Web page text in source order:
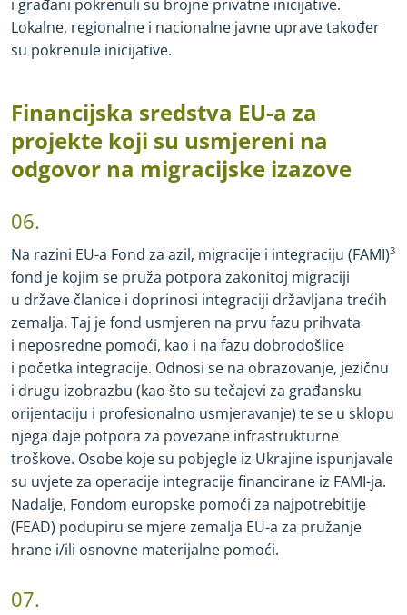
i građani pokrenuli su brojne privatne inicijative.
Lokalne, regionalne i nacionalne javne uprave također
su pokrenule inicijative.
Financijska sredstva EU-a za
projekte koji su usmjereni na
odgovor na migracijske izazove
06.
Na razini EU-a Fond za azil, migracije i integraciju (FAMI)3
fond je kojim se pruža potpora zakonitoj migraciji
u države članice i doprinosi integraciji državljana trećih
zemalja. Taj je fond usmjeren na prvu fazu prihvata
i neposredne pomoći, kao i na fazu dobrodošlice
i početka integracije. Odnosi se na obrazovanje, jezičnu
i drugu izobrazbu (kao što su tečajevi za građansku
orijentaciju i profesionalno usmjeravanje) te se u sklopu
njega daje potpora za povezane infrastrukturne
troškove. Osobe koje su pobjegle iz Ukrajine ispunjavale
su uvjete za operacije integracije financirane iz FAMI-ja.
Nadalje, Fondom europske pomoći za najpotrebitije
(FEAD) podupiru se mjere zemalja EU-a za pružanje
hrane i/ili osnovne materijalne pomoći.
07.